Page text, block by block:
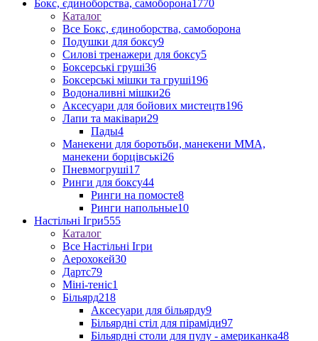
Бокс, єдиноборства, самоборона1770
Каталог
Все Бокс, єдиноборства, самоборона
Подушки для боксу9
Силові тренажери для боксу5
Боксерські груші36
Боксерські мішки та груші196
Водоналивні мішки26
Аксесуари для бойових мистецтв196
Лапи та маківари29
Пады4
Манекени для боротьби, манекени ММА,
манекени борцівські26
Пневмогруші17
Ринги для боксу44
Ринги на помосте8
Ринги напольные10
Настільні Ігри555
Каталог
Все Настільні Ігри
Аерохокей30
Дартс79
Міні-теніс1
Більярд218
Аксесуари для більярду9
Більярдні стіл для піраміди97
Більярдні столи для пулу - американка48